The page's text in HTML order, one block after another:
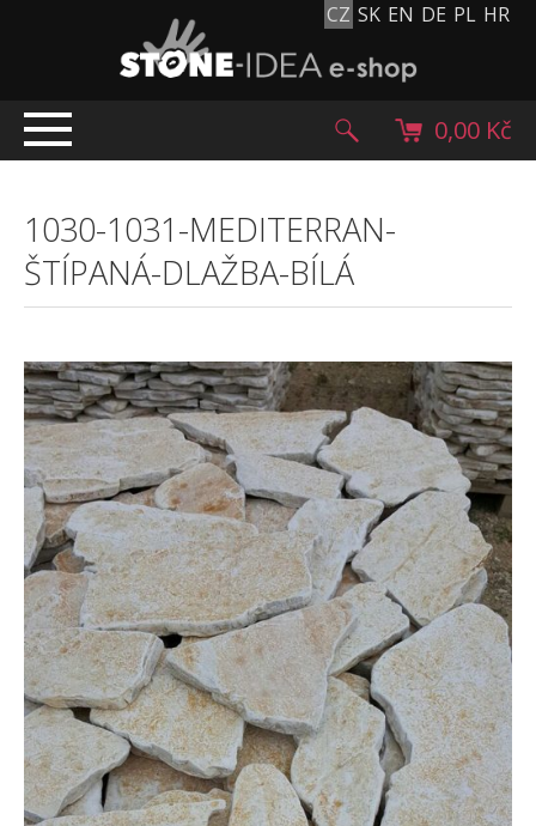
CZ SK EN DE PL HR
TOP NABÍDKA
PRODUKTY
Mlatové povrchy
Historické dlažební kostky
Lávové kameny
Kamenný koberec
Kamenné dlažby a obklady
Oblázky, valouny a granulát
Pískovec
Solitéry
Kamenné bloky
Výrobky z kamene na zakázku
BERA GRAVEL FIX
Creative Floor
Terazzo
Doplňkový sortiment
0,00 Kč
1030-1031-MEDITERRAN-
ŠTÍPANÁ-DLAŽBA-BÍLÁ